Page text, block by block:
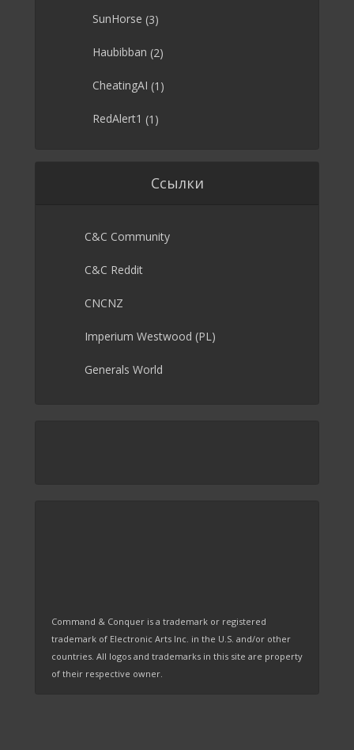
SunHorse (3)
Haubibban (2)
CheatingAI (1)
RedAlert1 (1)
Ссылки
C&C Community
C&C Reddit
CNCNZ
Imperium Westwood (PL)
Generals World
Command & Conquer is a trademark or registered
trademark of Electronic Arts Inc. in the U.S. and/or other
countries. All logos and trademarks in this site are property
of their respective owner.